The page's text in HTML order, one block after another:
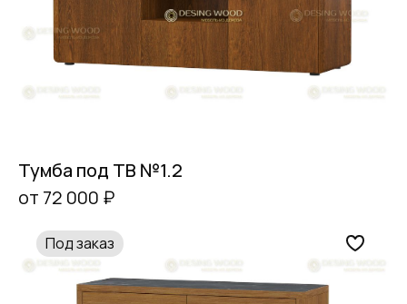
Тумба под ТВ №1.2
от 72 000 ₽
Под заказ